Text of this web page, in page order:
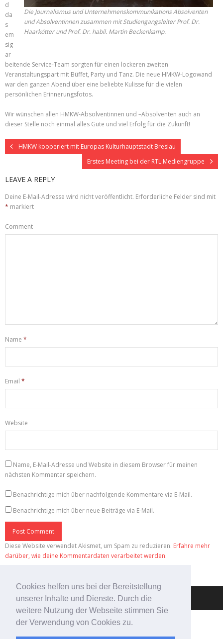
Cookies helfen uns bei der Bereitstellung
unserer Inhalte und Dienste. Durch die
weitere Nutzung der Webseite stimmen Sie
der Verwendung von Cookies zu.
Die Journalismus und Unternehmenskommunikations Absolventen
und Absolventinnen zusammen mit Studiengangsleiter Prof. Dr.
Haarkötter und Prof. Dr. habil. Martin Beckenkamp.
d
da
s
em
sig
ar
beitende Service-Team sorgten für einen lockeren zweiten
Veranstaltungspart mit Büffet, Party und Tanz. Die neue HMKW-Logowand
war den ganzen Abend über eine beliebte Kulisse für die vielen
persönlichen Erinnerungsfotos.
Wir wünschen allen HMKW-Absolventinnen und –Absolventen auch an
dieser Stelle noch einmal alles Gute und viel Erfolg für die Zukunft!
HMKW kooperiert mit Europas Kulturhauptstadt Breslau
Erstes Meeting bei der RTL Mediengruppe
LEAVE A REPLY
Deine E-Mail-Adresse wird nicht veröffentlicht. Erforderliche Felder sind mit
* markiert
Comment
Name *
Email *
Website
Name, E-Mail-Adresse und Website in diesem Browser für meinen
nächsten Kommentar speichern.
Benachrichtige mich über nachfolgende Kommentare via E-Mail.
Benachrichtige mich über neue Beiträge via E-Mail.
Diese Website verwendet Akismet, um Spam zu reduzieren. Erfahre mehr
darüber, wie deine Kommentardaten verarbeitet werden.
Theme byThink Up Themes Ltd. Powered by